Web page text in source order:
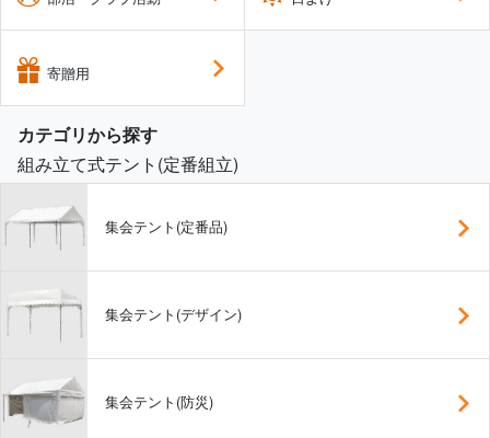
寄贈用
カテゴリから探す
組み立て式テント(定番組立)
集会テント(定番品)
集会テント(デザイン)
集会テント(防災)